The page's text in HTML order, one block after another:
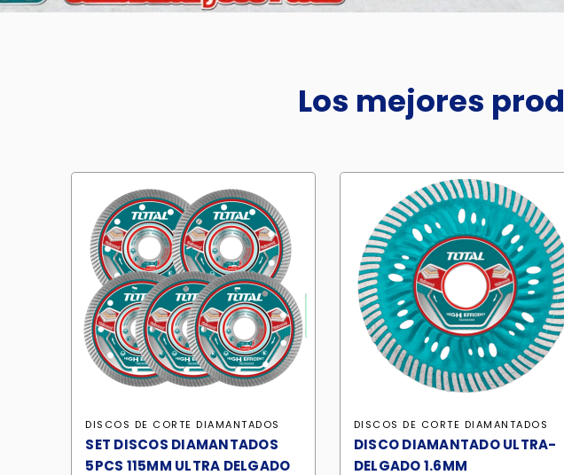
Los mejores
DISCOS DE CORTE DIAMANTADOS
SET DISCOS DIAMANTADOS
5PCS 115MM ULTRA DELGADO
DISCOS DE CORTE DIAMANTADOS
DISCO DIAMANTADO ULTRA-
DELGADO 1.6MM